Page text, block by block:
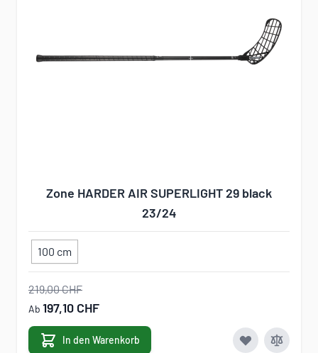
Zone HARDER AIR SUPERLIGHT 29 black
23/24
100 cm
219,00 CHF
Ab 197,10 CHF
In den Warenkorb